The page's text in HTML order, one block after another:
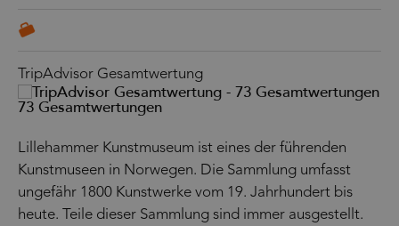
TripAdvisor Gesamtwertung
73 Gesamtwertungen
Lillehammer Kunstmuseum ist eines der führenden
Kunstmuseen in Norwegen. Die Sammlung umfasst
ungefähr 1800 Kunstwerke vom 19. Jahrhundert bis
heute. Teile dieser Sammlung sind immer ausgestellt.